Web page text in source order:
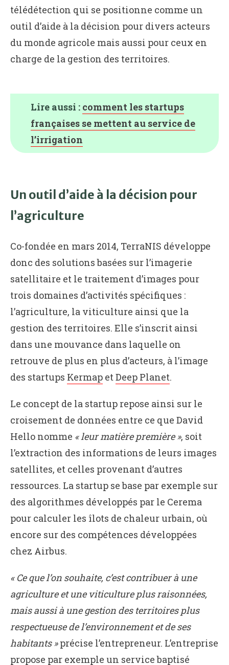
télédétection qui se positionne comme un
outil d’aide à la décision pour divers acteurs
du monde agricole mais aussi pour ceux en
charge de la gestion des territoires.
Lire aussi : comment les startups
françaises se mettent au service de
l’irrigation
Un outil d’aide à la décision pour
l’agriculture
Co-fondée en mars 2014, TerraNIS développe
donc des solutions basées sur l’imagerie
satellitaire et le traitement d’images pour
trois domaines d’activités spécifiques :
l’agriculture, la viticulture ainsi que la
gestion des territoires. Elle s’inscrit ainsi
dans une mouvance dans laquelle on
retrouve de plus en plus d’acteurs, à l’image
des startups Kermap et Deep Planet.
Le concept de la startup repose ainsi sur le
croisement de données entre ce que David
Hello nomme « leur matière première », soit
l’extraction des informations de leurs images
satellites, et celles provenant d’autres
ressources. La startup se base par exemple sur
des algorithmes développés par le Cerema
pour calculer les îlots de chaleur urbain, où
encore sur des compétences développées
chez Airbus.
« Ce que l’on souhaite, c’est contribuer à une
agriculture et une viticulture plus raisonnées,
mais aussi à une gestion des territoires plus
respectueuse de l’environnement et de ses
habitants »précise l’entrepreneur. L’entreprise
propose par exemple un service baptisé